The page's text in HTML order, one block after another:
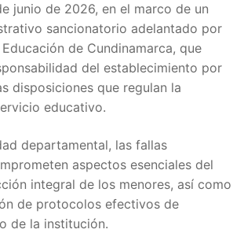
junio de 2026, en el marco de un
sancionatorio adelantado por
de Cundinamarca, que
del establecimiento por
disposiciones que regulan la
educativo.
departamental, las fallas
aspectos esenciales del
integral de los menores, así como
de protocolos efectivos de
de la institución.